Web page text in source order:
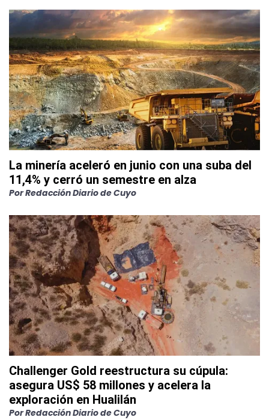
La minería aceleró en junio con una suba del
11,4% y cerró un semestre en alza
PorRedacción Diario de Cuyo
Challenger Gold reestructura su cúpula:
asegura US$ 58 millones y acelera la
exploración en Hualilán
PorRedacción Diario de Cuyo